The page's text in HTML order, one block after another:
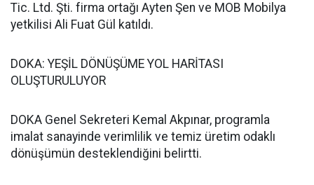
Tic. Ltd. Şti. firma ortağı Ayten Şen ve MOB Mobilya
yetkilisi Ali Fuat Gül katıldı.
DOKA: YEŞİL DÖNÜŞÜME YOL HARİTASI
OLUŞTURULUYOR
DOKA Genel Sekreteri Kemal Akpınar, programla
imalat sanayinde verimlilik ve temiz üretim odaklı
dönüşümün desteklendiğini belirtti.